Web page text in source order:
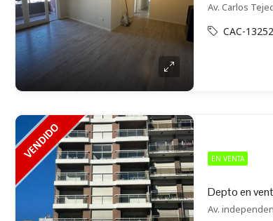
Av. Carlos
CAC-
EN VENTA
Av.